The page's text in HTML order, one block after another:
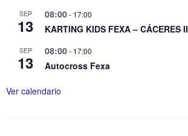
SEP
13
08:00- 17:00
KARTING KIDS FEXA – CÁCERES II
SEP
13
08:00- 17:00
Autocross Fexa
Ver calendario